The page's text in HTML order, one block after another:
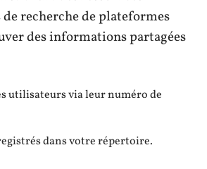
recherche de plateformes
des informations partagées
utilisateurs via leur numéro de
dans votre répertoire.